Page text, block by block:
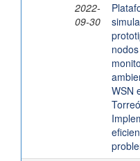
2022-
09-30
WSN